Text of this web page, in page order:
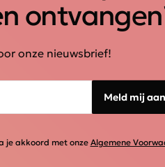
onze nieuwsbrief!
Meld mij aan
je akkoord met onzeAlgemene